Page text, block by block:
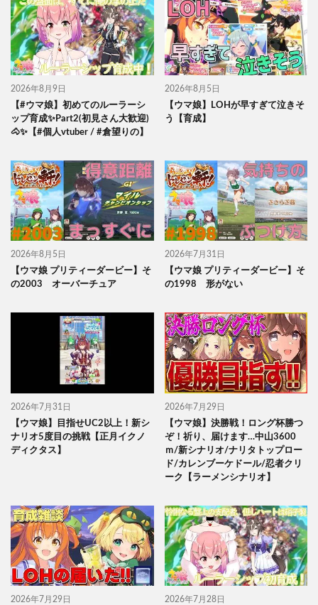
2026年8月9日
【#ウマ娘】初めてのルーラーシ
ップ育成✨Part2(初見さん大歓迎)
🐴✨【#個人vtuber / #倉望りの】
2026年8月5日
【ウマ娘】LOHが早すぎて泣きそ
う【育成】
2026年8月5日
【ウマ娘 プリティーダービー】そ
の2003 オーバーチュア
2026年7月31日
【ウマ娘 プリティーダービー】そ
の1998 形がない
2026年7月31日
【ウマ娘】目指せUC2以上！新シ
ナリオ5度目の挑戦【正月イクノ
ディクタス】
2026年7月29日
【ウマ娘】決勝戦！ロング杯勝つ
ぞ！祈り、届けます…中山3600
ｍ/新シナリオ/ナリタトップロー
ド/カレンブーケドール/忍者クリ
ーク【ラーメンシナリオ】
2026年7月29日 2026年7月28日